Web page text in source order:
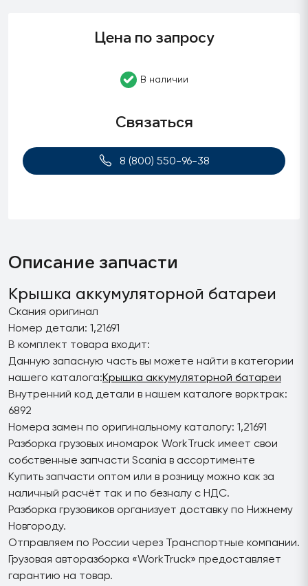
Цена по запросу
В наличии
Связаться
8 (800) 550-96-38
Описание запчасти
Крышка аккумуляторной батареи
Скания оригинал
Номер детали: 1,21691
В комплект товара входит:
Данную запасную часть вы можете найти в категории
нашего каталога:Крышка аккумуляторной батареи
Внутренний код детали в нашем каталоге ворктрак:
6892
Номера замен по оригинальному каталогу: 1,21691
Разборка грузовых иномарок WorkTruck имеет свои
собственные запчасти Scania в ассортименте
Купить запчасти оптом или в розницу можно как за
наличный расчёт так и по безналу с НДС.
Разборка грузовиков организует доставку по Нижнему
Новгороду.
Отправляем по России через Транспортные компании.
Грузовая авторазборка «WorkTruck» предоставляет
гарантию на товар.